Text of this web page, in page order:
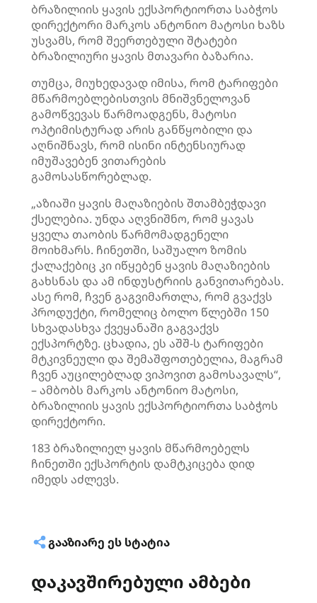
ბრაზილიის ყავის ექსპორტიორთა საბჭოს
დირექტორი მარკოს ანტონიო მატოსი ხაზს
უსვამს, რომ შეერთებული შტატები
ბრაზილიური ყავის მთავარი ბაზარია.
თუმცა, მიუხედავად იმისა, რომ ტარიფები
მწარმოებლებისთვის მნიშვნელოვან
გამოწვევას წარმოადგენს, მატოსი
ოპტიმისტურად არის განწყობილი და
აღნიშნავს, რომ ისინი ინტენსიურად
იმუშავებენ ვითარების
გამოსასწორებლად.
„აზიაში ყავის მაღაზიების შთამბეჭდავი
ქსელებია. უნდა აღვნიშნო, რომ ყავას
ყველა თაობის წარმომადგენელი
მოიხმარს. ჩინეთში, საშუალო ზომის
ქალაქებიც კი იწყებენ ყავის მაღაზიების
გახსნას და ამ ინდუსტრიის განვითარებას.
ასე რომ, ჩვენ გაგვიმართლა, რომ გვაქვს
პროდუქტი, რომელიც ბოლო წლებში 150
სხვადასხვა ქვეყანაში გაგვაქვს
ექსპორტზე. ცხადია, ეს აშშ-ს ტარიფები
მტკივნეული და შემაშფოთებელია, მაგრამ
ჩვენ აუცილებლად ვიპოვით გამოსავალს“,
– ამბობს მარკოს ანტონიო მატოსი,
ბრაზილიის ყავის ექსპორტიორთა საბჭოს
დირექტორი.
183 ბრაზილიელ ყავის მწარმოებელს
ჩინეთში ექსპორტის დამტკიცება დიდ
იმედს აძლევს.
ᲒᲐᲐᲖᲘᲐᲠᲔ ᲔᲡ ᲡᲢᲐᲢᲘᲐ
დაკავშირებული ამბები